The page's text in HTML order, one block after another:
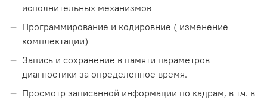
исполнительных механизмов
Программирование и кодировние ( изменение
комплектации)
Запись и сохранение в памяти параметров
диагностики за определенное время.
Просмотр записанной информации по кадрам, в т.ч. в